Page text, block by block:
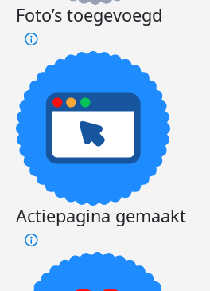
Foto’s toegevoegd
Actiepagina gemaakt